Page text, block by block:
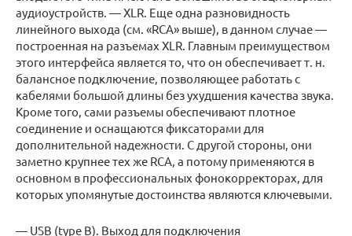
аудиоустройств. — XLR. Еще одна разновидность
линейного выхода (см. «RCA» выше), в данном случае —
построенная на разъемах XLR. Главным преимуществом
этого интерфейса является то, что он обеспечивает т. н.
балансное подключение, позволяющее работать с
кабелями большой длины без ухудшения качества звука.
Кроме того, сами разъемы обеспечивают плотное
соединение и оснащаются фиксаторами для
дополнительной надежности. С другой стороны, они
заметно крупнее тех же RCA, а потому применяются в
основном в профессиональных фонокорректорах, для
которых упомянутые достоинства являются ключевыми.
— USB (type B). Выход для подключения